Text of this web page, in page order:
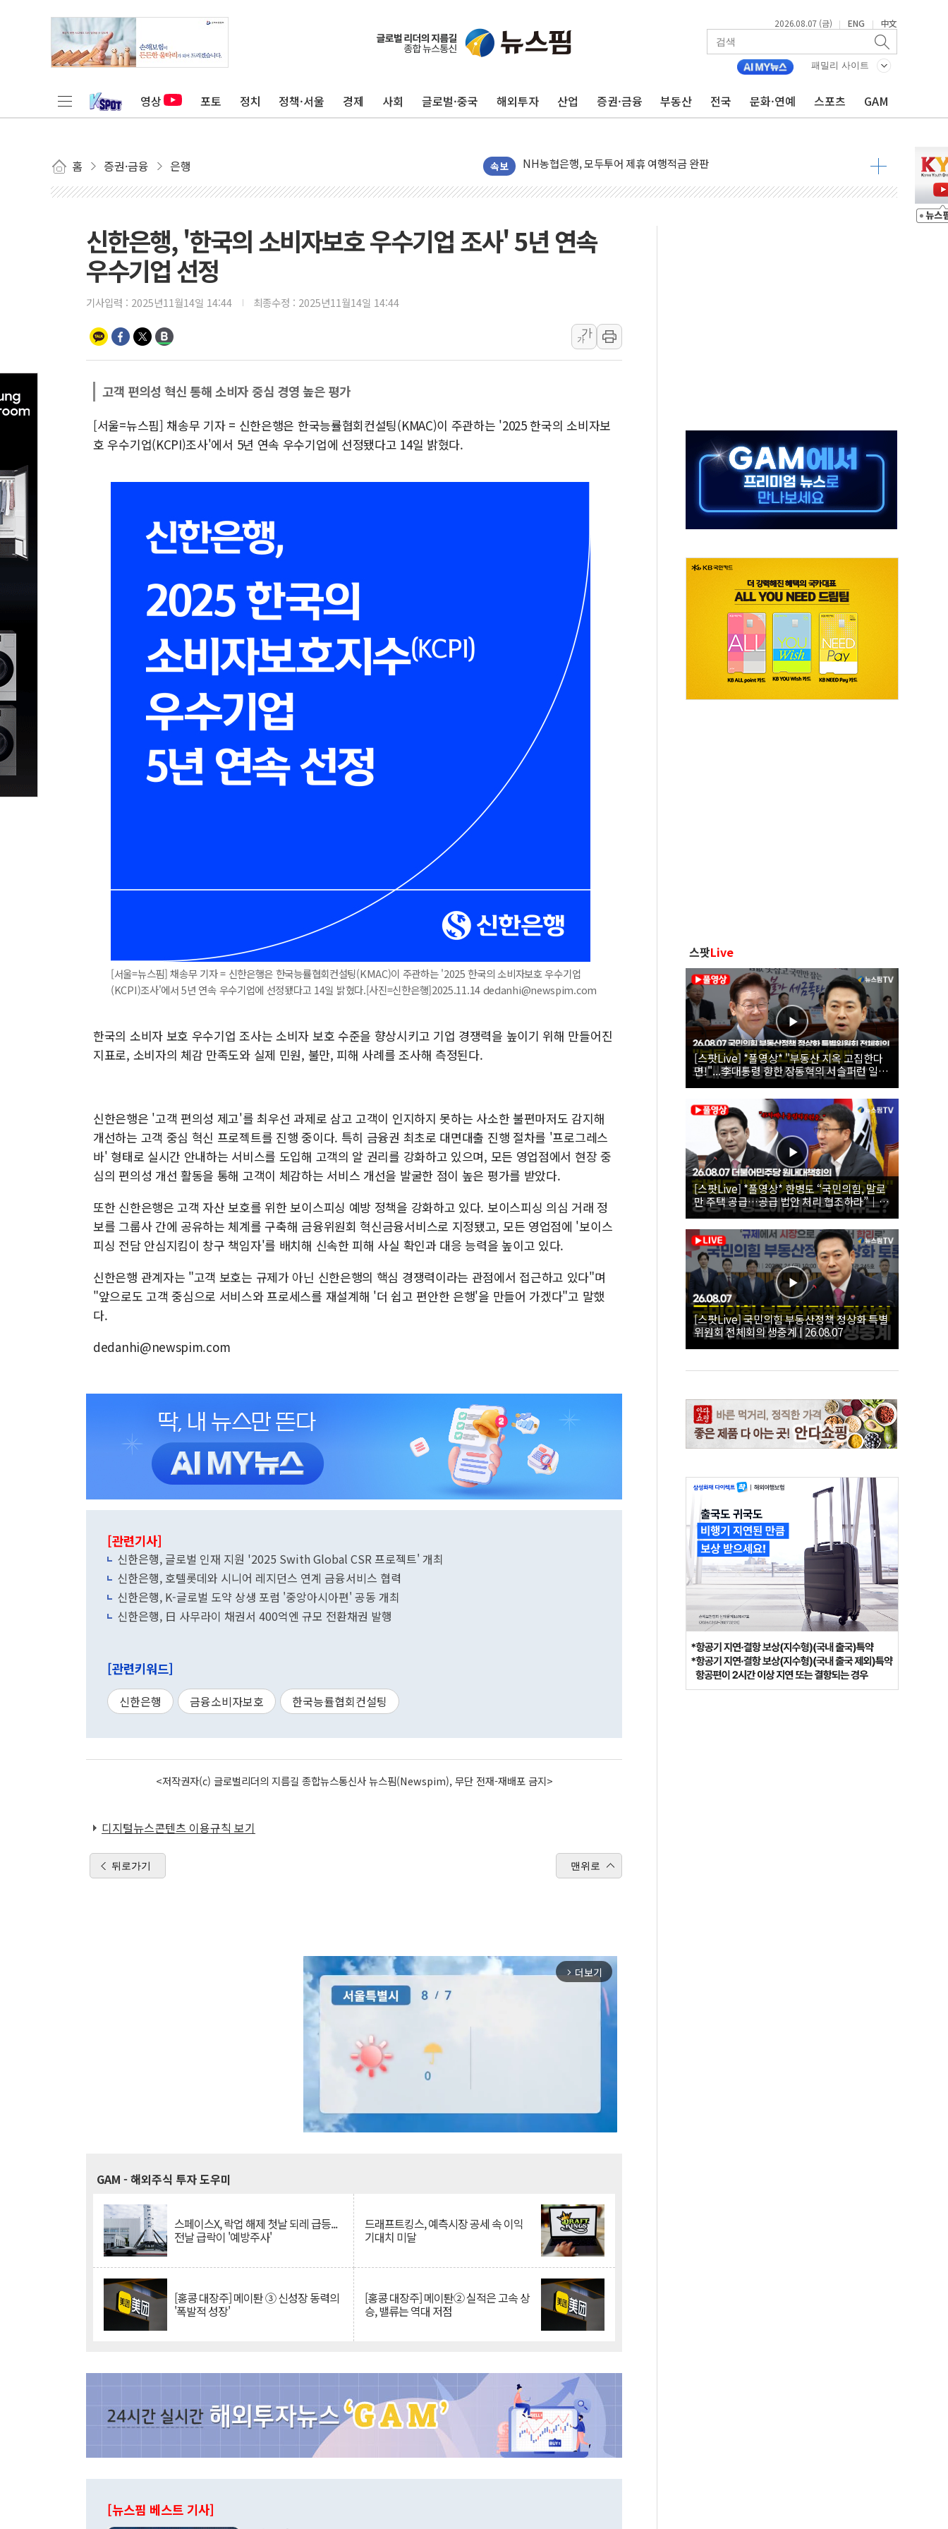
2026.08.07 (금) | ENG | 中文
패밀리 사이트
영상 포토 정치 정책·서울 경제 사회 글로벌·중국 해외투자 산업 증권·금융 부동산 전국 문화·연예 스포츠 GAM
홈 증권·금융 은행 속보
전남광주 화정역 인근 도로 4중 추돌…1명 심정지·5명 부상
청도 문수리 야산서 산불 진화 중...진화헬기 3대 투입
헥토이노베이션, 상반기 매출 첫 2000억원 돌파
우리은행, 고창해상풍력에 4000억 금융 지원
민병덕 "오늘 67개 점포 영업 재개...장바구니에 홈플러스 담아달라" 호소
하나금융이 쏘아 올린 CIFO, 금융지주 포용금융 조직개편 신호탄
코스피·코스닥 오전 동반 하락…내린 종목이 두 배 넘어
'입추'인데 연일 찜통더위…김성환 기후부 장관 "예측범위 벗어나도 즉시대응"
장동혁 "규제와 대출 풀고 재개발·재건축 촉진하는 것이 부동산 정상화"
[속보] 종합특검, '尹 관저 이전 감사 무마' 유병호 감사위원 구속 기소
오렌지플래닛 창업재단, 스타트업 지원 프로그램 성료
경찰, '300억대 사기 혐의' 차가원 대표 구속 송치
신한은행, '한국의 소비자보호 우수기업 조사' 5년 연속
우수기업 선정
기사입력 : 2025년11월14일 14:44 최종수정 : 2025년11월14일 14:44
가
가
고객 편의성 혁신 통해 소비자 중심 경영 높은 평가
[서울=뉴스핌] 채송무 기자 = 신한은행은 한국능률협회컨설팅(KMAC)이 주관하는 '2025 한국의 소비자보
호 우수기업(KCPI)조사'에서 5년 연속 우수기업에 선정됐다고 14일 밝혔다.
[서울=뉴스핌] 채송무 기자 = 신한은행은 한국능률협회컨설팅(KMAC)이 주관하는 '2025 한국의 소비자보호 우수기업
(KCPI)조사'에서 5년 연속 우수기업에 선정됐다고 14일 밝혔다.[사진=신한은행]2025.11.14 dedanhi@newspim.com
한국의 소비자 보호 우수기업 조사는 소비자 보호 수준을 향상시키고 기업 경쟁력을 높이기 위해 만들어진
지표로, 소비자의 체감 만족도와 실제 민원, 불만, 피해 사례를 조사해 측정된다.
신한은행은 '고객 편의성 제고'를 최우선 과제로 삼고 고객이 인지하지 못하는 사소한 불편마저도 감지해
개선하는 고객 중심 혁신 프로젝트를 진행 중이다. 특히 금융권 최초로 대면대출 진행 절차를 '프로그레스
바' 형태로 실시간 안내하는 서비스를 도입해 고객의 알 권리를 강화하고 있으며, 모든 영업점에서 현장 중
심의 편의성 개선 활동을 통해 고객이 체감하는 서비스 개선을 발굴한 점이 높은 평가를 받았다.
또한 신한은행은 고객 자산 보호를 위한 보이스피싱 예방 정책을 강화하고 있다. 보이스피싱 의심 거래 정
보를 그룹사 간에 공유하는 체계를 구축해 금융위원회 혁신금융서비스로 지정됐고, 모든 영업점에 '보이스
피싱 전담 안심지킴이 창구 책임자'를 배치해 신속한 피해 사실 확인과 대응 능력을 높이고 있다.
신한은행 관계자는 "고객 보호는 규제가 아닌 신한은행의 핵심 경쟁력이라는 관점에서 접근하고 있다"며
"앞으로도 고객 중심으로 서비스와 프로세스를 재설계해 '더 쉽고 편안한 은행'을 만들어 가겠다"고 말했
다.
dedanhi@newspim.com
[관련기사]
신한은행, 글로벌 인재 지원 '2025 Swith Global CSR 프로젝트' 개최
신한은행, 호텔롯데와 시니어 레지던스 연계 금융서비스 협력
신한은행, K-글로벌 도약 상생 포럼 '중앙아시아편' 공동 개최
신한은행, 日 사무라이 채권서 400억엔 규모 전환채권 발행
[관련키워드]
신한은행 금융소비자보호 한국능률협회컨설팅
<저작권자(c) 글로벌리더의 지름길 종합뉴스통신사 뉴스핌(Newspim), 무단 전재-재배포 금지>
디지털뉴스콘텐츠 이용규칙 보기
뒤로가기 맨위로
arrow_forward_ios 더보기
GAM - 해외주식 투자 도우미
스페이스X, 락업 해제 첫날 되레 급등...
전날 급락이 '예방주사'
드래프트킹스, 예측시장 공세 속 이익
기대치 미달
[홍콩 대장주] 메이퇀 ③ 신성장 동력의
'폭발적 성장'
[홍콩 대장주] 메이퇀② 실적은 고속 상
승, 밸류는 역대 저점
[뉴스핌 베스트 기사]
스팟Live
[스팟Live] *풀영상* "부동산 지옥 고집한다
면!"...李대통령 향한 장동혁의 서슬퍼런 일갈
| 26.08.07 국민의힘 부동산정책 정상화 특별
위원회 전체회의
[스팟Live] *풀영상* 한병도 “국민의힘, 말로
만 주택 공급…공급 법안 처리 협조하라”｜
26.08.07 더불어민주당 원내대책회의
[스팟Live] 국민의힘 부동산정책 정상화 특별
위원회 전체회의 생중계 | 26.08.07